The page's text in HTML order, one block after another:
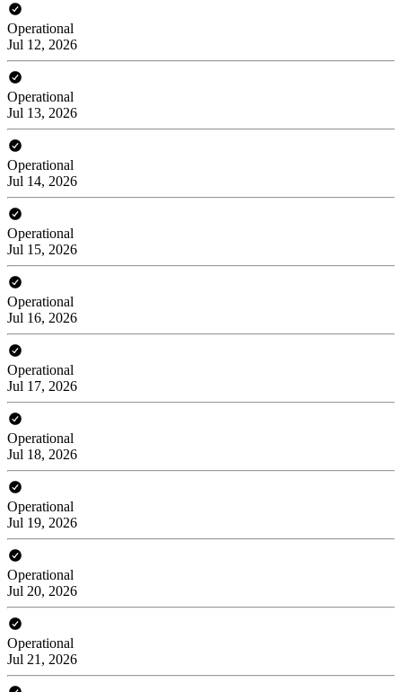
Operational
Jul 12, 2026
Operational
Jul 13, 2026
Operational
Jul 14, 2026
Operational
Jul 15, 2026
Operational
Jul 16, 2026
Operational
Jul 17, 2026
Operational
Jul 18, 2026
Operational
Jul 19, 2026
Operational
Jul 20, 2026
Operational
Jul 21, 2026